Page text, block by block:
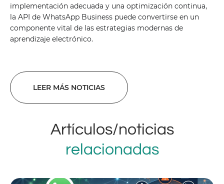
implementación adecuada y una optimización continua,
la API de WhatsApp Business puede convertirse en un
componente vital de las estrategias modernas de
aprendizaje electrónico.
LEER MÁS NOTICIAS
Artículos/noticias
relacionadas